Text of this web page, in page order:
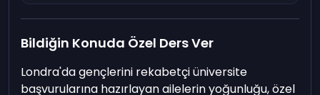
Bildiğin Konuda Özel Ders Ver
Londra'da gençlerini rekabetçi üniversite
başvurularına hazırlayan ailelerin yoğunluğu, özel